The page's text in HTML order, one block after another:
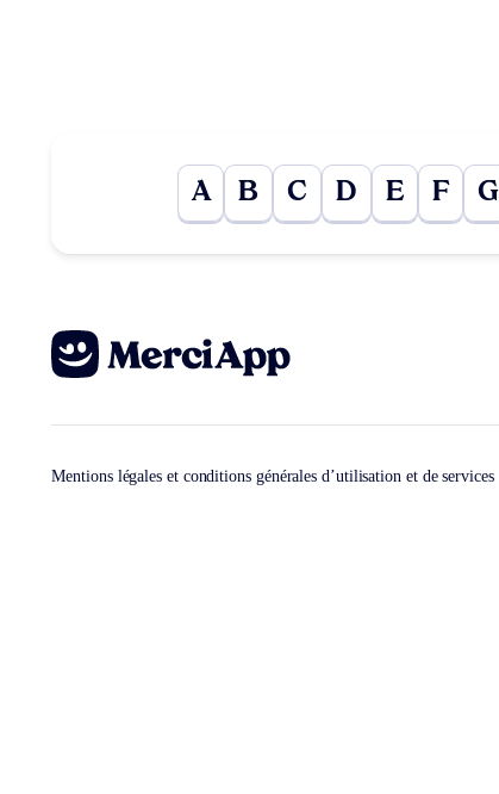
A B C D E F G
Mentions légales et conditions générales d’utilisation et de services